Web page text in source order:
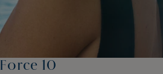
Force 10